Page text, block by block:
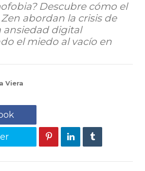
Descubre cómo el
Zen abordan la crisis de
ansiedad digital
el miedo al vacío en
Viera